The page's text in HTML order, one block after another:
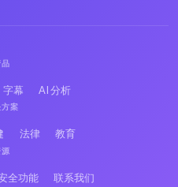
品
字幕 AI 分析
案
法律 教育
源
全功能 联系我们